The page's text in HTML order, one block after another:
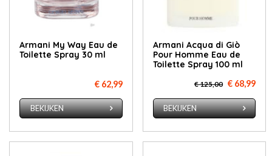
Armani My Way Eau de
Toilette Spray 30 ml
€ 62,99
BEKIJKEN
Armani Acqua di Giò
Pour Homme Eau de
Toilette Spray 100 ml
€ 125,00 € 68,99
BEKIJKEN